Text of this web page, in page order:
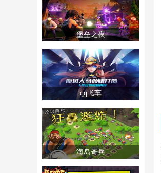
堡垒之夜
qq飞车
海岛奇兵